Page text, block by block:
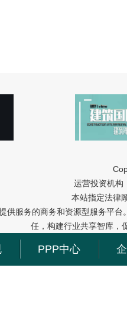
运营投资机构
本站指定法律
供服务的商务和资源型服务平
任，构建行业共享智库，
PPP中心